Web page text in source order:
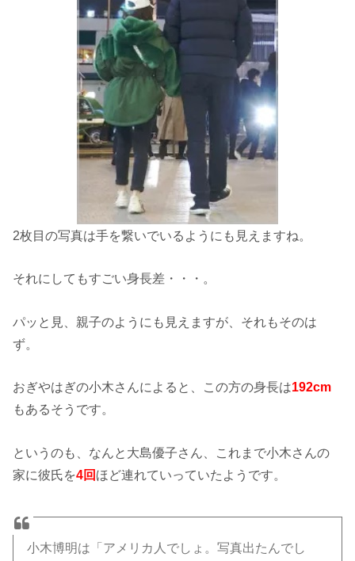
2枚目の写真は手を繋いでいるようにも見えますね。
それにしてもすごい身長差・・・。
パッと見、親子のようにも見えますが、それもそのは
ず。
おぎやはぎの小木さんによると、この方の身長は192cm
もあるそうです。
というのも、なんと大島優子さん、これまで小木さんの
家に彼氏を4回 ほど連れていっていたようです。
小木博明は「アメリカ人でしょ。写真出たんでし